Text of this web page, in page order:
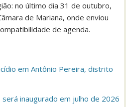
no último dia 31 de outubro,
de Mariana, onde enviou
de agenda.
em Antônio Pereira, distrito
inaugurado em julho de 2026